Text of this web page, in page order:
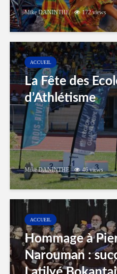
Mike DANINTHE 172 views
ACCUEIL
La Fête des
d’Athlétisme
Mike DANINTHE 46 views
ACCUEIL
Hommage à
Narouman :